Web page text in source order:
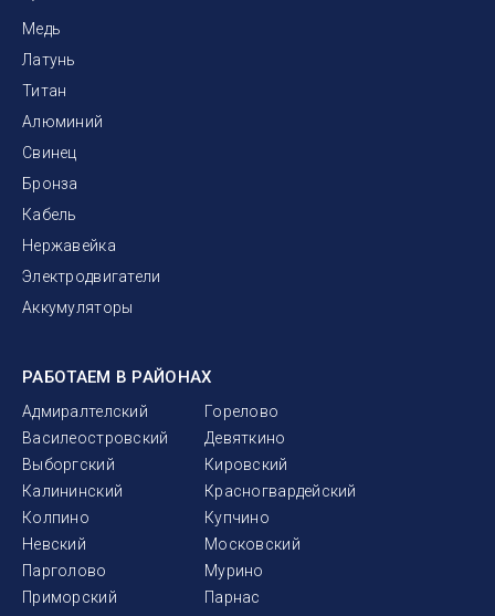
Медь
Латунь
Титан
Алюминий
Свинец
Бронза
Кабель
Нержавейка
Электродвигатели
Аккумуляторы
РАБОТАЕМ В РАЙОНАХ
Адмиралтелский
Горелово
Василеостровский
Девяткино
Выборгский
Кировский
Калининский
Красногвардейский
Колпино
Купчино
Невский
Московский
Парголово
Мурино
Приморский
Парнас